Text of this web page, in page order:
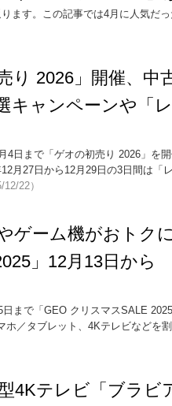
ます。この記事では4月に人気だ
り 2026」開催、
ャンペーンや「
4日まで「ゲオの初売り 2026」を
月27日から12月29日の3日間は「
12/22）
ゲーム機がおトク
」12月13日か
まで「GEO クリスマスSALE
ホ／タブレット、4Kテレビなどを
4Kテレビ「ブラビ